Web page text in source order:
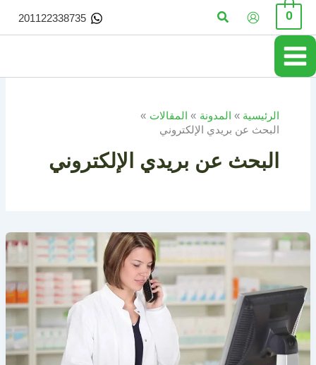
تخطي
المحتوى
0 البحث 201122338735
الرئيسية المدونة
المقالات
البحث عن بريدي الإلكتروني
البحث عن بريدي الإلكتروني